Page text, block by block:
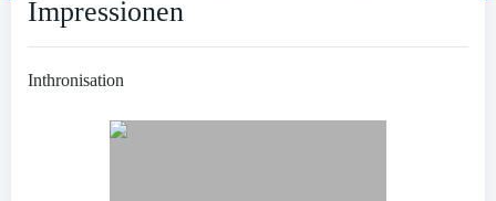
Impressionen
Inthronisation